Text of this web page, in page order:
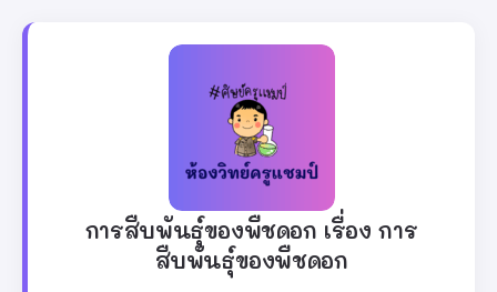
การสืบพันธุ์ของพืชดอก เรื่อง การ
สืบพันธุ์ของพืชดอก